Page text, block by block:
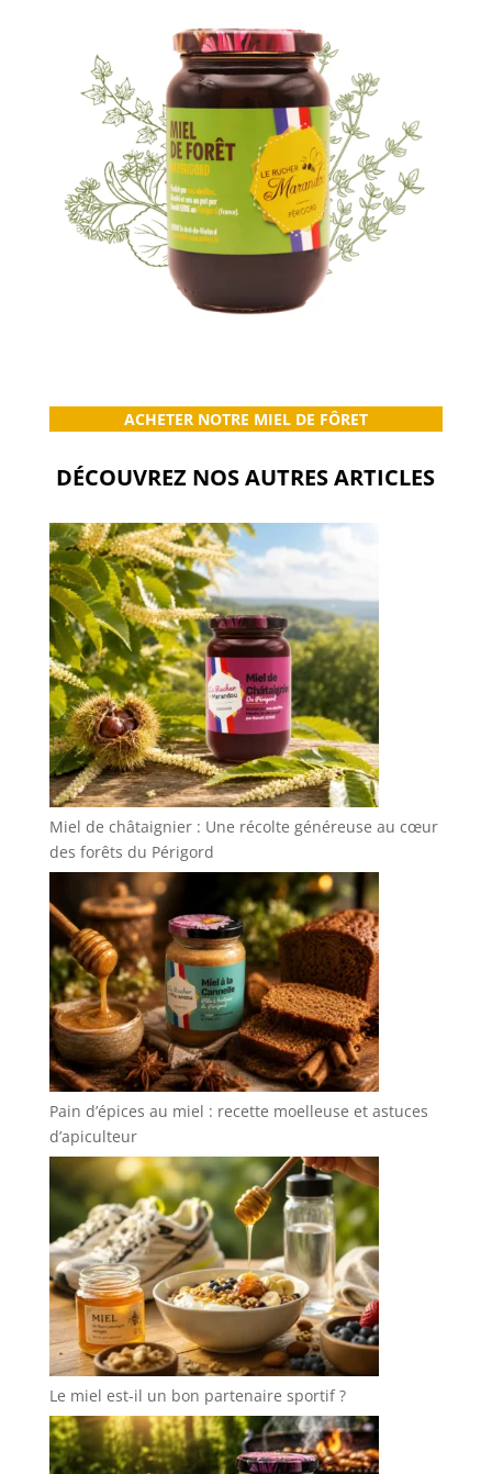
ACHETER NOTRE MIEL DE FÔRET
DÉCOUVREZ NOS AUTRES ARTICLES
Miel de châtaignier : Une récolte généreuse au cœur
des forêts du Périgord
Pain d’épices au miel : recette moelleuse et astuces
d’apiculteur
Le miel est-il un bon partenaire sportif ?